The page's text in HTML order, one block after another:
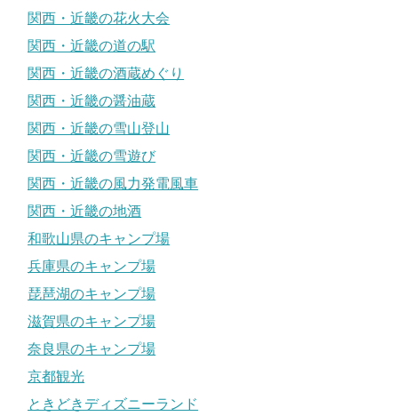
関西・近畿の花火大会
関西・近畿の道の駅
関西・近畿の酒蔵めぐり
関西・近畿の醤油蔵
関西・近畿の雪山登山
関西・近畿の雪遊び
関西・近畿の風力発電風車
関西・近畿の地酒
和歌山県のキャンプ場
兵庫県のキャンプ場
琵琶湖のキャンプ場
滋賀県のキャンプ場
奈良県のキャンプ場
京都観光
ときどきディズニーランド